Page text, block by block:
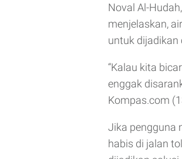
Noval Al-
menjelaskan,
untuk dijadikan
“Kalau kita
enggak
Kompas.com
Jika pengguna
habis di jalan